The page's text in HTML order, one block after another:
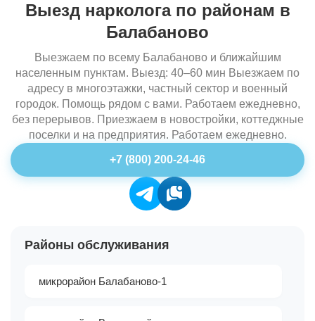
Выезд нарколога по районам в
Балабаново
Выезжаем по всему Балабаново и ближайшим
населенным пунктам. Выезд: 40–60 мин Выезжаем по
адресу в многоэтажки, частный сектор и военный
городок. Помощь рядом с вами. Работаем ежедневно,
без перерывов. Приезжаем в новостройки, коттеджные
поселки и на предприятия. Работаем ежедневно.
+7 (800) 200-24-46
Районы обслуживания
микрорайон Балабаново-1